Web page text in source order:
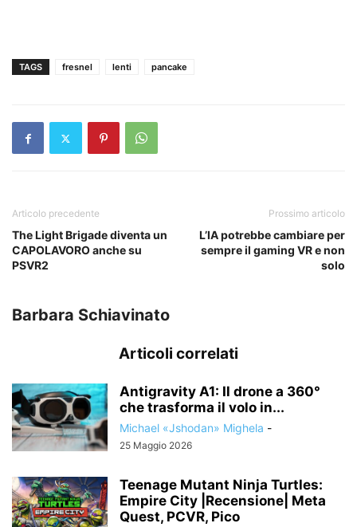
TAGS fresnel lenti pancake
Articolo precedente
The Light Brigade diventa un
CAPOLAVORO anche su
PSVR2
Prossimo articolo
L’IA potrebbe cambiare per
sempre il gaming VR e non
solo
Barbara Schiavinato
Articoli correlati
Antigravity A1: Il drone a 360°
che trasforma il volo in...
Michael «Jshodan» Mighela -
25 Maggio 2026
Teenage Mutant Ninja Turtles:
Empire City |Recensione| Meta
Quest, PCVR, Pico